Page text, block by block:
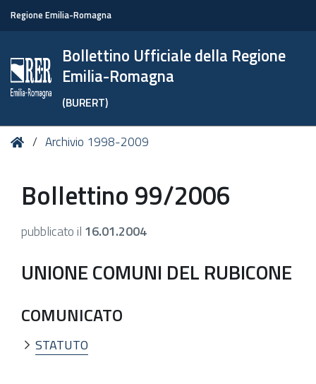
Regione Emilia-Romagna
Bollettino Ufficiale della Regione
Emilia-Romagna
(BURERT)
Tu HomeArchivio 1998-2009
Bollettino 99/2006
pubblicato il 16.01.2004
UNIONE COMUNI DEL RUBICONE
COMUNICATO
STATUTO